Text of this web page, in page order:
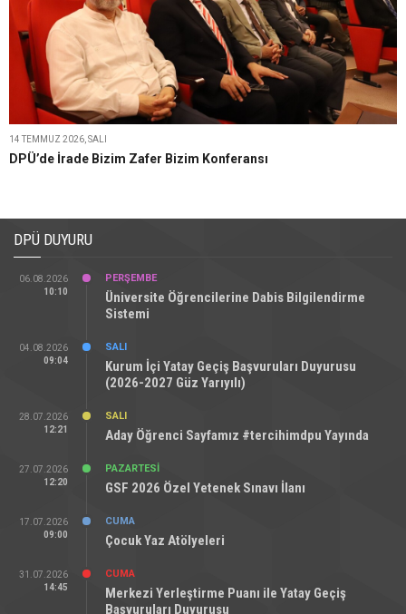
14 TEMMUZ 2026, SALI
DPÜ’de İrade Bizim Zafer Bizim Konferansı
DPÜ DUYURU
06.08.2026
10:10
PERŞEMBE
Üniversite Öğrencilerine Dabis Bilgilendirme
Sistemi
04.08.2026
09:04
SALI
Kurum İçi Yatay Geçiş Başvuruları Duyurusu
(2026-2027 Güz Yarıyılı)
28.07.2026
12:21
SALI
Aday Öğrenci Sayfamız #tercihimdpu Yayında
27.07.2026
12:20
PAZARTESI
GSF 2026 Özel Yetenek Sınavı İlanı
17.07.2026
09:00
CUMA
Çocuk Yaz Atölyeleri
31.07.2026
14:45
CUMA
Merkezi Yerleştirme Puanı ile Yatay Geçiş
Başvuruları Duyurusu